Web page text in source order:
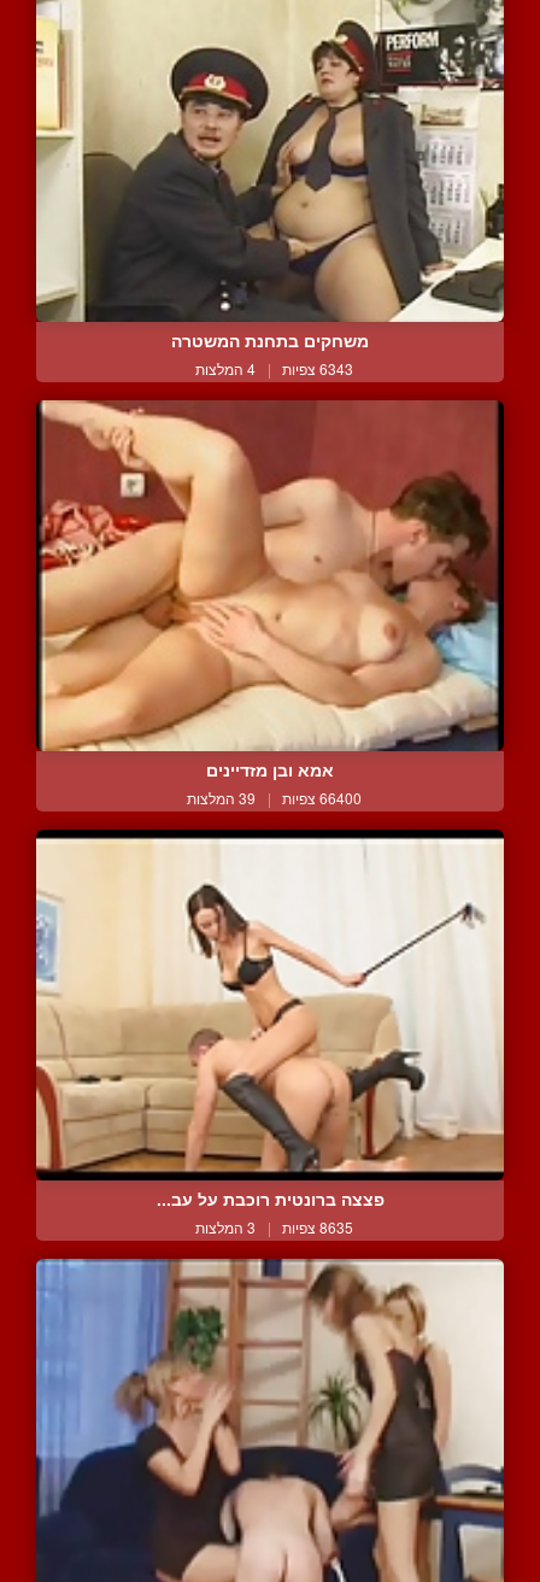
משחקים בתחנת המשטרה
6343 צפיות | 4 המלצות
אמא ובן מזדיינים
66400 צפיות | 39 המלצות
פצצה ברונטית רוכבת על עב...
8635 צפיות | 3 המלצות